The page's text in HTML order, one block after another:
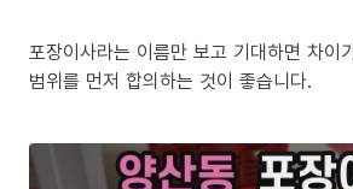
포장이사라는 이름만 보고 기대하면 차이
범위를 먼저 합의하는 것이 좋습니다.